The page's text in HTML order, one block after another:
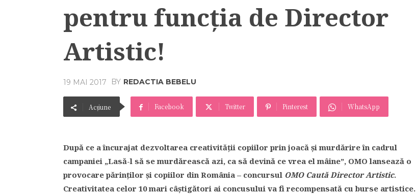
pentru funcţia de Director
Artistic!
19 MAI 2017 BY REDACTIA BEBELU
Acțiune Facebook Twitter Pinterest WhatsApp
După ce a încurajat dezvoltarea creativităţii copiilor prin joacă şi murdărire în cadrul
campaniei „Lasă-l să se murdărească azi, ca să devină ce vrea el mâine”, OMO lansează o
provocare părinţilor şi copiilor din România – concursul OMO Caută Director Artistic.
Creativitatea celor 10 mari câştigători ai concusului va fi recompensată cu burse artistice.